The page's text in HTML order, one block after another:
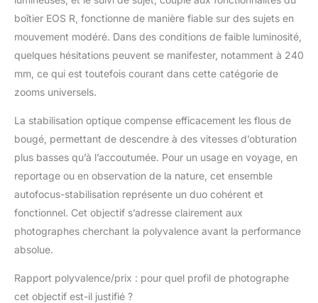
boîtier EOS R, fonctionne de manière fiable sur des sujets en
mouvement modéré. Dans des conditions de faible luminosité,
quelques hésitations peuvent se manifester, notamment à 240
mm, ce qui est toutefois courant dans cette catégorie de
zooms universels.
La stabilisation optique compense efficacement les flous de
bougé, permettant de descendre à des vitesses d’obturation
plus basses qu’à l’accoutumée. Pour un usage en voyage, en
reportage ou en observation de la nature, cet ensemble
autofocus-stabilisation représente un duo cohérent et
fonctionnel. Cet objectif s’adresse clairement aux
photographes cherchant la polyvalence avant la performance
absolue.
Rapport polyvalence/prix : pour quel profil de photographe
cet objectif est-il justifié ?